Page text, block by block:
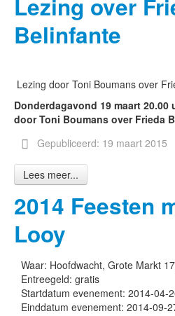
Lezing over
Belinfante
Lezing door Toni Boumans over
Donderdagavond 19 maart 20.00
door Toni Boumans over Frieda
Gepubliceerd: 19 maart 2015
Lees meer...
2014 Feesten
Looy
Waar: Hoofdwacht, Grote Markt
Entreegeld: gratis
Startdatum evenement: 2014-04-
Einddatum evenement: 2014-09-